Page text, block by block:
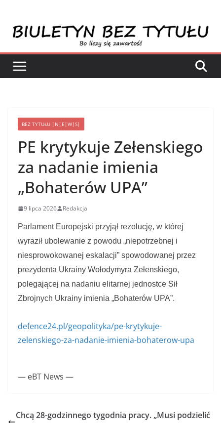
treści
BEZ TYTUŁU |N|E|W|S|
PE krytykuje Zełenskiego
za nadanie imienia
„Bohaterów UPA”
9 lipca 2026 Redakcja
Parlament Europejski przyjął rezolucję, w której
wyraził ubolewanie z powodu „niepotrzebnej i
niesprowokowanej eskalacji” spowodowanej przez
prezydenta Ukrainy Wołodymyra Zełenskiego,
polegającej na nadaniu elitarnej jednostce Sił
Zbrojnych Ukrainy imienia „Bohaterów UPA”.
defence24.pl/geopolityka/pe-krytykuje-
zelenskiego-za-nadanie-imienia-bohaterow-upa
— eBT News —
Chcą 28-godzinnego tygodnia pracy. „Musi podzielić